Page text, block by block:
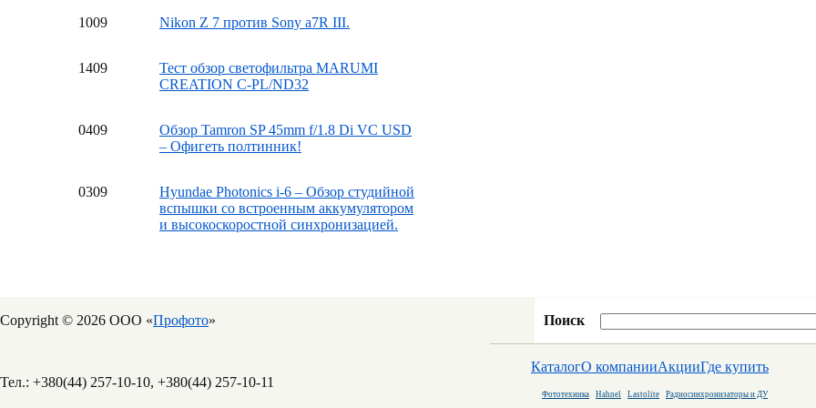
1009 Nikon Z 7 против Sony a7R III.
1409
Тест обзор светофильтра MARUMI
CREATION C-PL/ND32
0409
Обзор Tamron SP 45mm f/1.8 Di VC USD
– Офигеть полтинник!
0309
Hyundae Photonics i-6 – Обзор студийной
вспышки со встроенным аккумулятором
и высокоскоростной синхронизацией.
Copyright © 2026 ООО «Профото»
Тел.: +380(44) 257-10-10, +380(44) 257-10-11
Поиск
КаталогО компанииАкцииГде купить
Фототехника Hahnel Lastolite Радиосинхронизаторы и ДУ